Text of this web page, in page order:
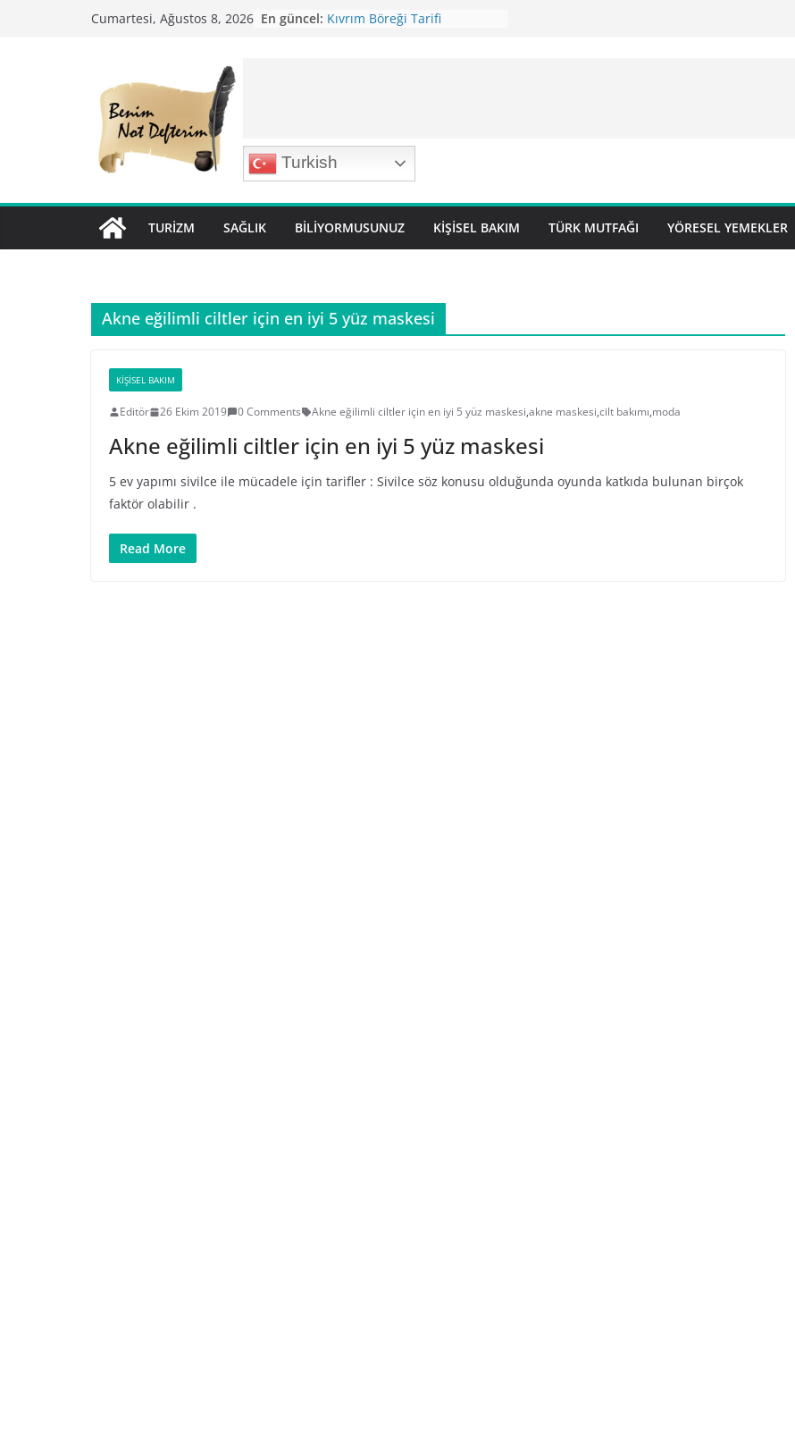
Cumartesi, Ağustos 8, 2026 En güncel: Kıvrım Böreği Tarifi
Turkish
TURIZM SAĞLIK BILIYORMUSUNUZ KIŞISEL BAKIM TÜRK MUTFAĞI YÖRESEL YEMEKLER
Akne eğilimli ciltler için en iyi 5 yüz maskesi
KIŞISEL BAKIM
Editör 26 Ekim 2019 0 Comments Akne eğilimli ciltler için en iyi 5 yüz maskesi,akne maskesi,cilt bakımı,moda
Akne eğilimli ciltler için en iyi 5 yüz maskesi
5 ev yapımı sivilce ile mücadele için tarifler : Sivilce söz konusu olduğunda oyunda katkıda bulunan birçok
faktör olabilir .
Read More